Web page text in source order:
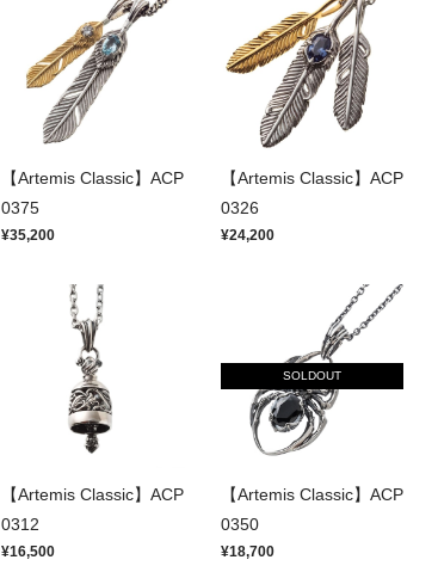
【Artemis Classic】ACP
0375
¥35,200
【Artemis Classic】ACP
0326
¥24,200
【Artemis Classic】ACP
0312
¥16,500
SOLDOUT
【Artemis Classic】ACP
0350
¥18,700